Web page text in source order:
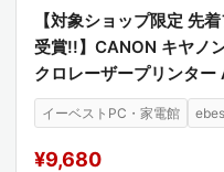
【対象ショップ限定 先
受賞!!】CANON キヤノ
クロレーザープリンタ
イーベストPC・家電館
¥9,680